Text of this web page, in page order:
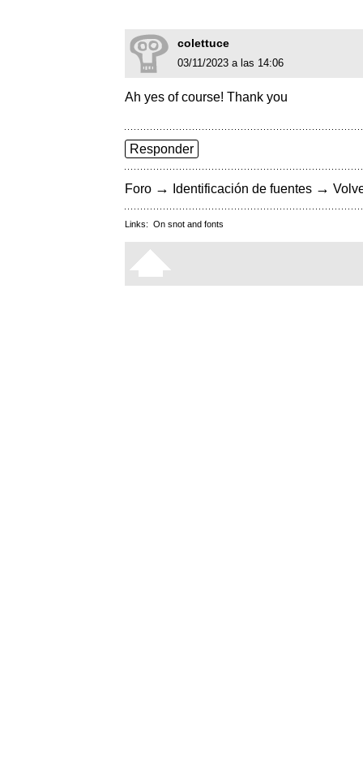
colettuce
03/11/2023 a las 14:06
Ah yes of course! Thank you
Responder
Foro → Identificación de fuentes →
Links: On snot and fonts